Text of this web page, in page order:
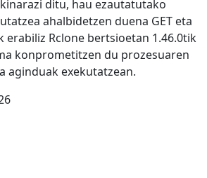
ditu, hau ezautatutako
ahalbidetzen duena GET eta
erabiliz Rclone bertsioetan 1.46.0tik
konprometitzen du prozesuaren
aginduak exekutatzean.